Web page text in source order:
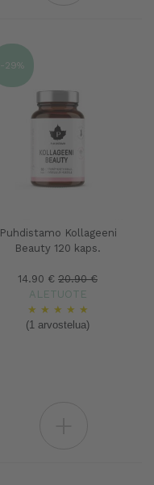
Puhdistamo Kollageeni
Beauty 120 kaps.
14.90 € 20.90 €
ALETUOTE
★ ★ ★ ★ ★
(1 arvostelua)
-29%